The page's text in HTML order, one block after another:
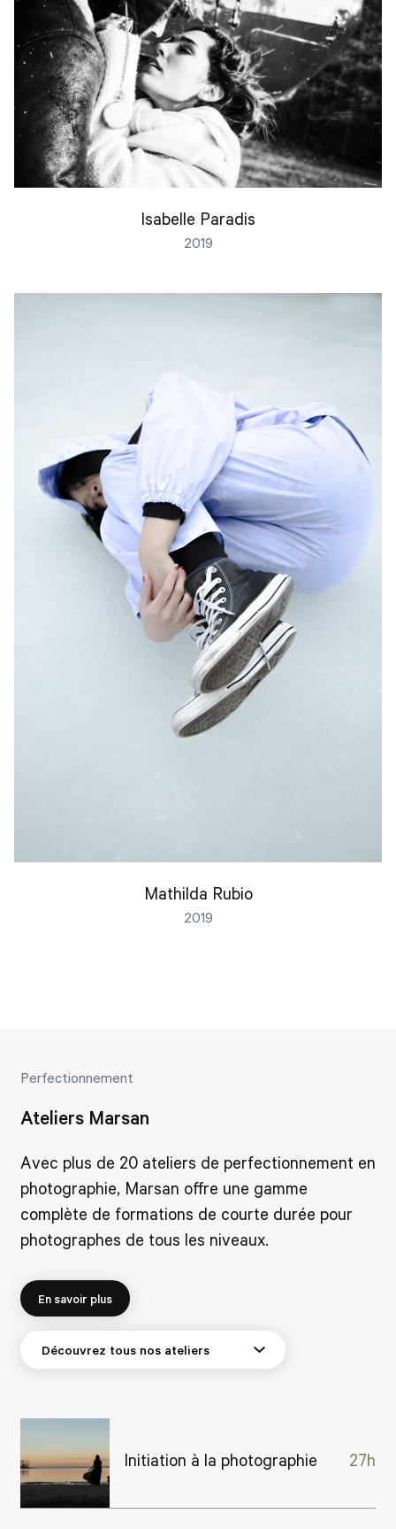
Isabelle Paradis
2019
Mathilda Rubio
2019
Perfectionnement
Ateliers Marsan
Avec plus de 20 ateliers de perfectionnement en
photographie, Marsan offre une gamme
complète de formations de courte durée pour
photographes de tous les niveaux.
En savoir plus
Initiation à la photographie 27h